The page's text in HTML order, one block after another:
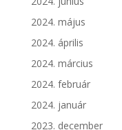
2024. május
2024. április
2024. március
2024. február
2024. január
2023. december